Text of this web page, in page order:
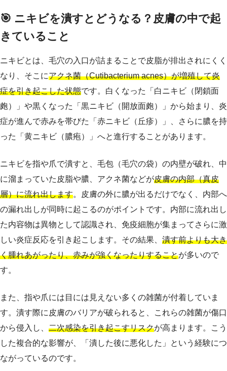
🎯 ニキビを潰すとどうなる？皮膚の中で起
きていること
ニキビとは、毛穴の入口が詰まることで皮脂が排出されにくく
なり、そこにアクネ菌（Cutibacterium acnes）が増殖して炎
症を引き起こした状態です。白くなった「白ニキビ（閉鎖面
皰）」や黒くなった「黒ニキビ（開放面皰）」から始まり、炎
症が進んで赤みを帯びた「赤ニキビ（丘疹）」、さらに膿を持
った「黄ニキビ（膿疱）」へと進行することがあります。
ニキビを指や爪で潰すと、毛包（毛穴の袋）の内壁が破れ、中
に溜まっていた皮脂や膿、アクネ菌などが皮膚の内部（真皮
層）に流れ出します。皮膚の外に膿が出るだけでなく、内部へ
の漏れ出しが同時に起こるのがポイントです。内部に流れ出し
た内容物は異物として認識され、免疫細胞が集まってさらに激
しい炎症反応を引き起こします。その結果、 潰す前よりも大き
く腫れあがったり、赤みが強くなったりすることが多いので
す。
また、指や爪には目には見えない多くの雑菌が付着していま
す。潰す際に皮膚のバリアが破られると、これらの雑菌が傷口
から侵入し、 二次感染を引き起こすリスクが高まります。こう
した複合的な影響が、「潰した後に悪化した」という経験につ
ながっているのです。